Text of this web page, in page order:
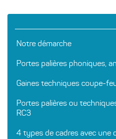
Notre démarche
Portes palières phoniques,
Gaines techniques coupe-
Portes palières ou
RC3
4 types de cadres avec une